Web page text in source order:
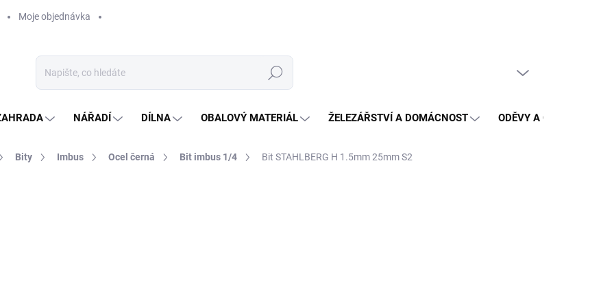
Moje objednávka
Hledat
NÁŘADÍ DÍLNA OBALOVÝ MATERIÁL ŽELEZÁŘSTVÍ A DOMÁCNOST ODĚVY A OCHRANA
Bity Imbus Ocel černá Bit imbus 1/4 Bit STAHLBERG H 1.5mm 25mm S2